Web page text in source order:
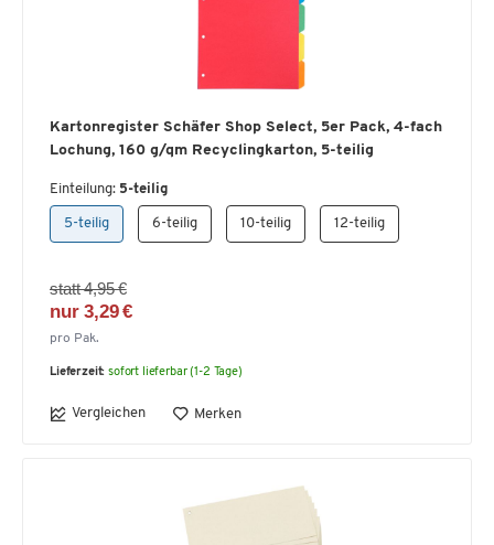
Kartonregister Schäfer Shop Select, 5er Pack, 4-fach
Lochung, 160 g/qm Recyclingkarton, 5-teilig
Einteilung: 5-teilig
5-teilig 6-teilig 10-teilig 12-teilig
statt 4,95 €
nur 3,29 €
pro Pak.
Lieferzeit: sofort lieferbar (1-2 Tage)
Vergleichen Merken